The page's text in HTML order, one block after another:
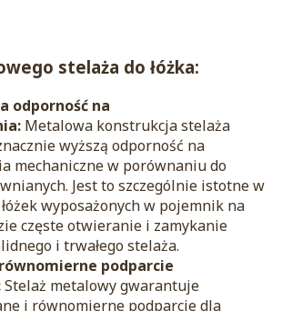
stelaża do łóżka:
odporność na
Metalowa konstrukcja stelaża
wyższą odporność na
mechaniczne w porównaniu do
Jest to szczególnie istotne w
wyposażonych w pojemnik na
częste otwieranie i zamykanie
i trwałego stelaża.
podparcie
Stelaż metalowy gwarantuje
i równomierne podparcie dla